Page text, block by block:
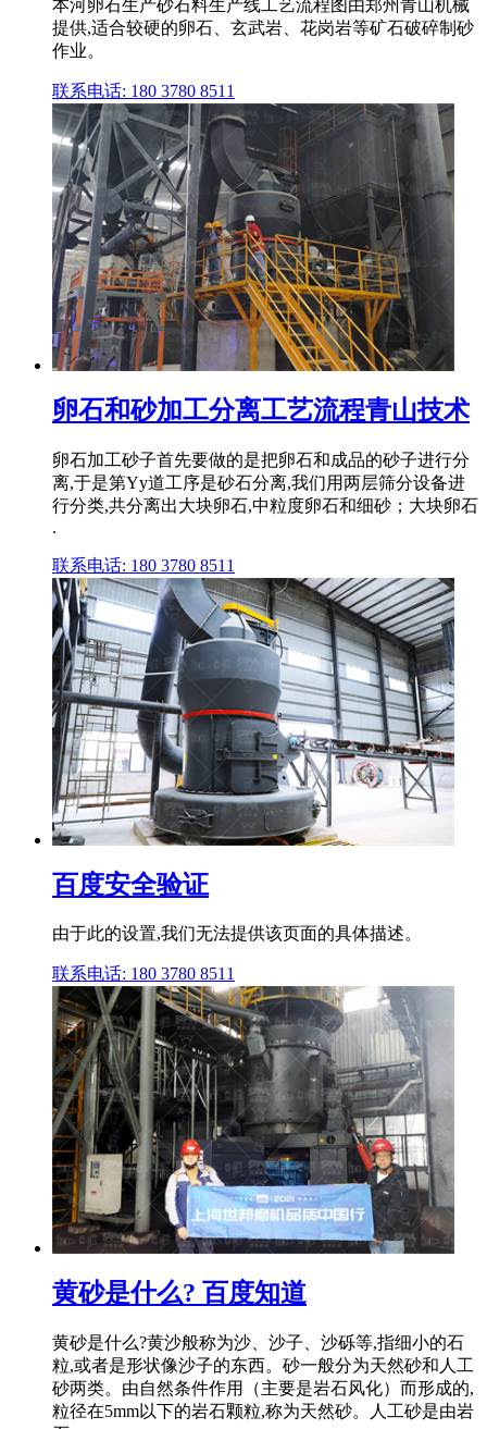
本河卵石生产砂石料生产线工艺流程图由郑州青山机械
提供,适合较硬的卵石、玄武岩、花岗岩等矿石破碎制砂
作业。
联系电话: 180 3780 8511
卵石和砂加工分离工艺流程青山技术
卵石加工砂子首先要做的是把卵石和成品的砂子进行分
离,于是第Yy道工序是砂石分离,我们用两层筛分设备进
行分类,共分离出大块卵石,中粒度卵石和细砂；大块卵石
.
联系电话: 180 3780 8511
百度安全验证
由于此的设置,我们无法提供该页面的具体描述。
联系电话: 180 3780 8511
黄砂是什么? 百度知道
黄砂是什么?黄沙般称为沙、沙子、沙砾等,指细小的石
粒,或者是形状像沙子的东西。砂一般分为天然砂和人工
砂两类。由自然条件作用（主要是岩石风化）而形成的,
粒径在5mm以下的岩石颗粒,称为天然砂。人工砂是由岩